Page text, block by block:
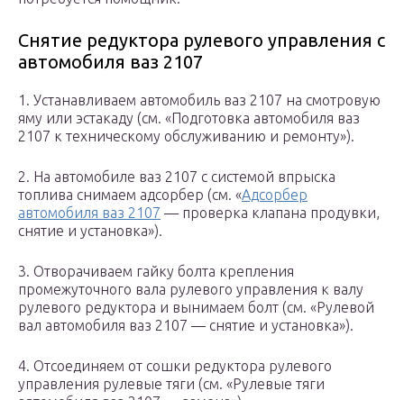
Снятие редуктора рулевого управления с
автомобиля ваз 2107
1. Устанавливаем автомобиль ваз 2107 на смотровую
яму или эстакаду (см. «Подготовка автомобиля ваз
2107 к техническому обслуживанию и ремонту»).
2. На автомобиле ваз 2107 с системой впрыска
топлива снимаем адсорбер (см. «Адсорбер
автомобиля ваз 2107 — проверка клапана продувки,
снятие и установка»).
3. Отворачиваем гайку болта крепления
промежуточного вала рулевого управления к валу
рулевого редуктора и вынимаем болт (см. «Рулевой
вал автомобиля ваз 2107 — снятие и установка»).
4. Отсоединяем от сошки редуктора рулевого
управления рулевые тяги (см. «Рулевые тяги